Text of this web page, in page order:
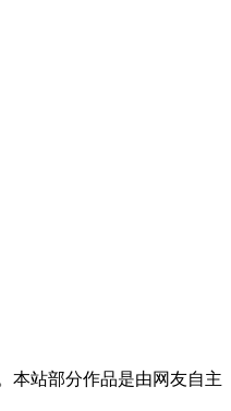
本站部分作品是由网友自主